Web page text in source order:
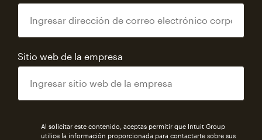
Sitio web de la empresa
Al solicitar este contenido, aceptas permitir que Intuit Group
utilice la información proporcionada para contactarte sobre sus